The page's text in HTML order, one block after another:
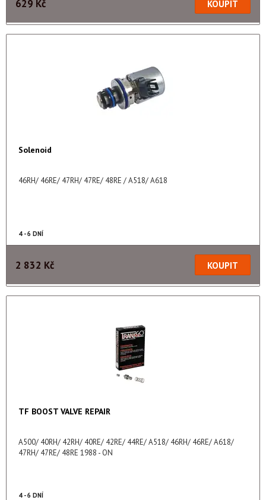
629 Kč
Solenoid
46RH/ 46RE/ 47RH/ 47RE/ 48RE / A518/ A618
4 - 6 DNÍ
2 832 Kč
TF BOOST VALVE REPAIR
A500/ 40RH/ 42RH/ 40RE/ 42RE/ 44RE/ A518/ 46RH/ 46RE/ A618/
47RH/ 47RE/ 48RE 1988 - ON
4 - 6 DNÍ